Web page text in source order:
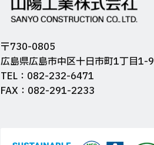
〒730-0805
広島県広島市中区十日市町1丁目1-9
TEL：082-232-6471
FAX：082-291-2233